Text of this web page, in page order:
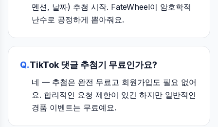
멘션, 날짜) 추첨 시작. FateWheel이 암호학적
난수로 공정하게 뽑아줘요.
Q.TikTok 댓글 추첨기 무료인가요?
네 — 추첨은 완전 무료고 회원가입도 필요 없어
요. 합리적인 요청 제한이 있긴 하지만 일반적인
경품 이벤트는 무료예요.